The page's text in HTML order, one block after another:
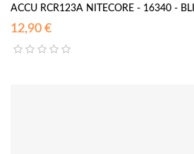
ACCU RCR123A NITECORE - 16340 -
12,90 €